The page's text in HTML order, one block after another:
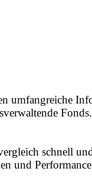
umfangreiche
Fonds.
schnell
und